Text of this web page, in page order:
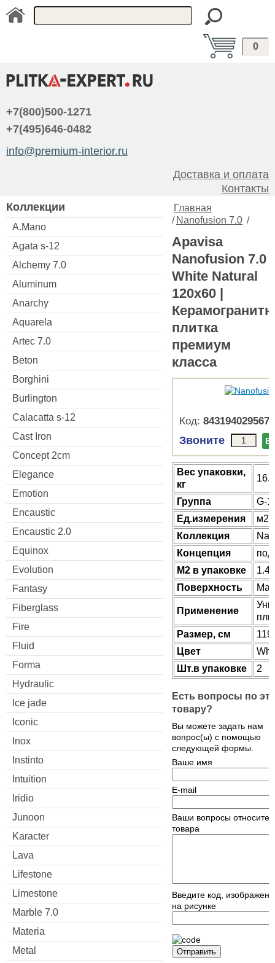
0
+7(800)500-1271
+7(495)646-0482
info@premium-interior.ru
Доставка и оплата
Контакты
Коллекции
A.Mano
Agata s-12
Alchemy 7.0
Aluminum
Anarchy
Aquarela
Artec 7.0
Beton
Borghini
Burlington
Calacatta s-12
Cast Iron
Concept 2cm
Elegance
Emotion
Encaustic
Encaustic 2.0
Equinox
Evolution
Fantasy
Fiberglass
Fire
Fluid
Forma
Hydraulic
Ice jade
Iconic
Inox
Instinto
Intuition
Iridio
Junoon
Karacter
Lava
Lifestone
Limestone
Marble 7.0
Materia
Metal
Главная
/ Nanofusion 7.0 /
Apavisa
Nanofusion 7.0
White Natural
120x60 |
плитка
премиум
класса
Код: 8431940295676
Звоните В
Веc упаковки,
кг
16.9
Группа
G-
Ед.измерения
м2
Коллекция
Концепция
М2 в упаковке
Поверхность
Применение
Размер, см
Цвет
Шт.в упаковке
2
Есть вопросы по
товару?
Вы можете задать нам
вопрос(ы) с помощью
следующей формы.
Ваше имя
E-mail
Ваши вопросы
товара
Введите код,
на рисунке
Отправить